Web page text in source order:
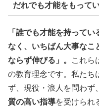
だれでも才能をもって
「誰でも才能を持って
なく、いちばん大事なこ
ならず伸びる」。
これら
の教育理念です。私たち
ず、現役・浪人を問わず、
質の高い指導を受けられ